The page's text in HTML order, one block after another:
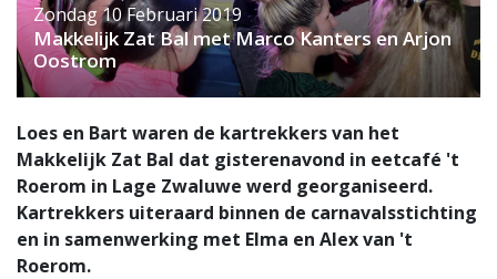
Zondag 10 Februari 2019
Makkelijk Zat Bal met Marco Kanters en Arjon
Oostrom
Loes en Bart waren de kartrekkers van het
Makkelijk Zat Bal dat gisterenavond in eetcafé 't
Roerom in Lage Zwaluwe werd georganiseerd.
Kartrekkers uiteraard binnen de carnavalsstichting
en in samenwerking met Elma en Alex van 't
Roerom.